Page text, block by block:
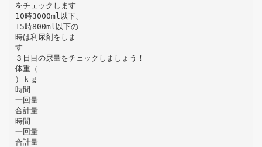
をチェックします
10時3000ml以下、
15時800ml以下の
時は利尿剤をしま
す
３日目の尿量をチェックしましょう！
体重（
）ｋｇ
時間
一回量
合計量
時間
一回量
合計量